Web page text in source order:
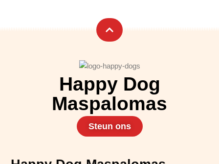
Happy Dog
Maspalomas
Steun ons